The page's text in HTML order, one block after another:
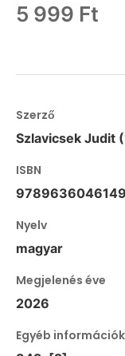
5 999 Ft
Szerző
Szlavicsek Judit
ISBN
Nyelv
magyar
Megjelenés éve
2026
Egyéb információk